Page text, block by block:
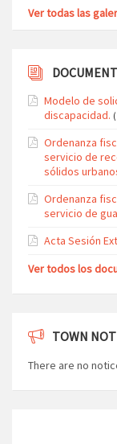
Ver todas las
Modelo de
discapacidad.
Ordenanza
servicio de
sólidos
Ordenanza
servicio de
Acta Sesión
Ver todos los
TOWN
There are no